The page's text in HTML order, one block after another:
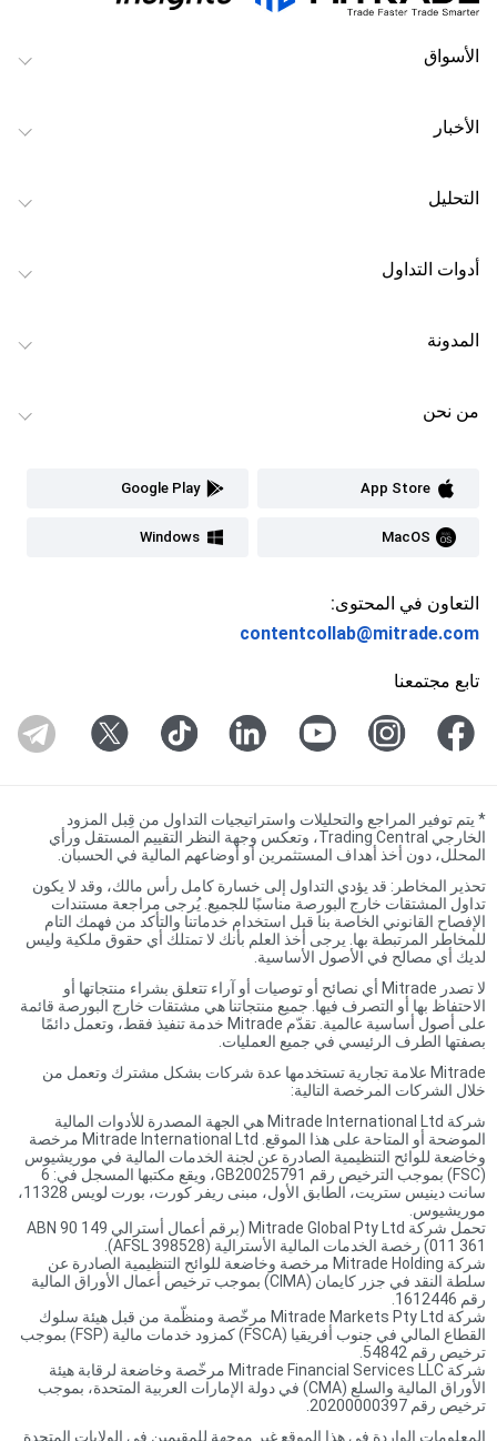
الأسواق
الأخبار
التحليل
أدوات التداول
المدونة
من نحن
App Store
Google Play
MacOS
Windows
التعاون في المحتوى:
contentcollab@mitrade.com
تابع مجتمعنا
* يتم توفير المراجع والتحليلات واستراتيجيات التداول من قِبل المزود
الخارجي Trading Central، وتعكس وجهة النظر التقييم المستقل ورأي
المحلل، دون أخذ أهداف المستثمرين أو أوضاعهم المالية في الحسبان.
تحذير المخاطر: قد يؤدي التداول إلى خسارة كامل رأس مالك، وقد لا يكون
تداول المشتقات خارج البورصة مناسبًا للجميع. يُرجى مراجعة مستندات
الإفصاح القانوني الخاصة بنا قبل استخدام خدماتنا والتأكد من فهمك التام
للمخاطر المرتبطة بها. يرجى أخذ العلم بأنك لا تمتلك أي حقوق ملكية وليس
لديك أي مصالح في الأصول الأساسية.
لا تصدر Mitrade أي نصائح أو توصيات أو آراء تتعلق بشراء منتجاتها أو
الاحتفاظ بها أو التصرف فيها. جميع منتجاتنا هي مشتقات خارج البورصة قائمة
على أصول أساسية عالمية. تقدّم Mitrade خدمة تنفيذ فقط، وتعمل دائمًا
بصفتها الطرف الرئيسي في جميع العمليات.
Mitrade علامة تجارية تستخدمها عدة شركات بشكل مشترك وتعمل من
خلال الشركات المرخصة التالية:
شركة Mitrade International Ltd هي الجهة المصدرة للأدوات المالية
الموضحة أو المتاحة على هذا الموقع. Mitrade International Ltd مرخصة
وخاضعة للوائح التنظيمية الصادرة عن لجنة الخدمات المالية في موريشيوس
(FSC) بموجب الترخيص رقم GB20025791، ويقع مكتبها المسجل في: 6
سانت دينيس ستريت، الطابق الأول، مبنى ريفر كورت، بورت لويس 11328،
موريشيوس.
تحمل شركة Mitrade Global Pty Ltd (برقم أعمال أسترالي ABN 90 149
011 361) رخصة الخدمات المالية الأسترالية (AFSL 398528).
شركة Mitrade Holding مرخصة وخاضعة للوائح التنظيمية الصادرة عن
سلطة النقد في جزر كايمان (CIMA) بموجب ترخيص أعمال الأوراق المالية
رقم 1612446.
شركة Mitrade Markets Pty Ltd مرخّصة ومنظّمة من قبل هيئة سلوك
القطاع المالي في جنوب أفريقيا (FSCA) كمزود خدمات مالية (FSP) بموجب
ترخيص رقم 54842.
شركة Mitrade Financial Services LLC مرخّصة وخاضعة لرقابة هيئة
الأوراق المالية والسلع (CMA) في دولة الإمارات العربية المتحدة، بموجب
ترخيص رقم 20200000397.
المعلومات الواردة في هذا الموقع غير موجهة للمقيمين في الولايات المتحدة